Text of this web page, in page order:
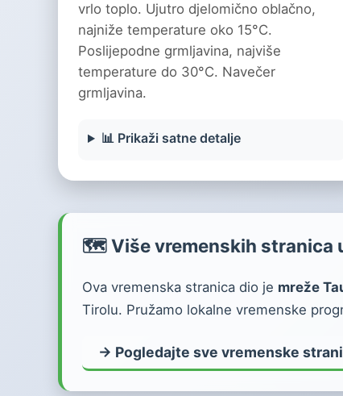
vrlo toplo. Ujutro djelomično oblačno,
najniže temperature oko 15°C.
Poslijepodne grmljavina, najviše
temperature do 30°C. Navečer
grmljavina.
📊 Prikaži satne detalje
🗺️ Više vremenskih stranica
Ova vremenska stranica dio je mreže
Tirolu. Pružamo lokalne vremenske
→ Pogledajte sve vremenske